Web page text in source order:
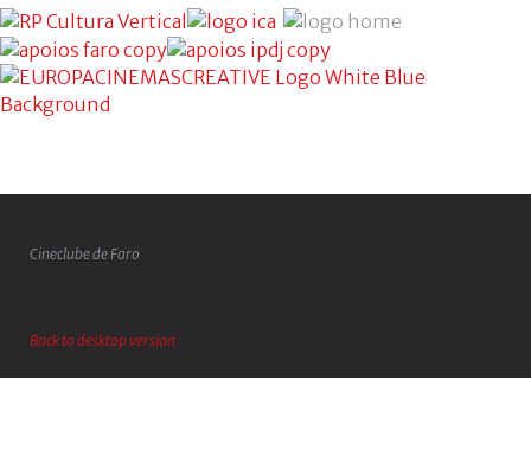
Cineclube de Faro
Back to desktop version